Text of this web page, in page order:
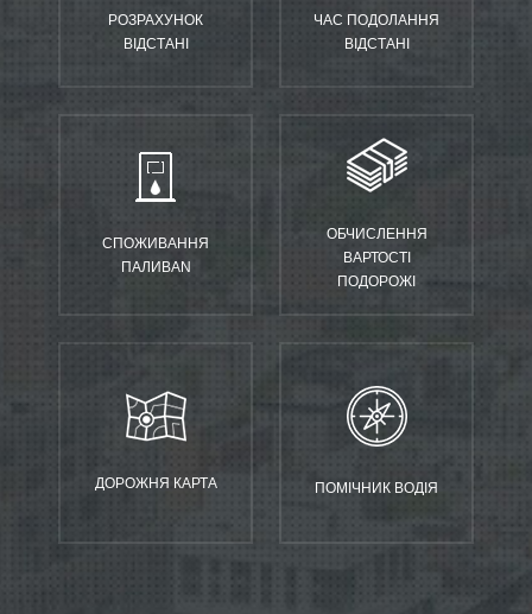
РОЗРАХУНОК
ВІДСТАНІ
ЧАС ПОДОЛАННЯ
ВІДСТАНІ
СПОЖИВАННЯ
ПАЛИВАN
ОБЧИСЛЕННЯ
ВАРТОСТІ
ПОДОРОЖІ
ДОРОЖНЯ КАРТА ПОМІЧНИК ВОДІЯ